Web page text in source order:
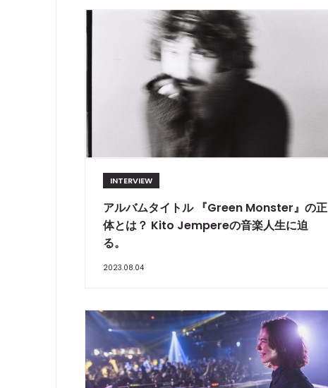
INTERVIEW
アルバムタイトル 『Green Monster』の正
体とは？ Kito Jempereの音楽人生に迫
る。
2023.08.04